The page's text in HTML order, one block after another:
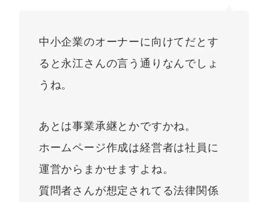
中小企業のオーナーに向けてだとす
ると永江さんの言う通りなんでしょ
うね。
あとは事業承継とかですかね。
ホームページ作成は経営者は社員に
運営からまかせますよね。
質問者さんが想定されてる法律関係